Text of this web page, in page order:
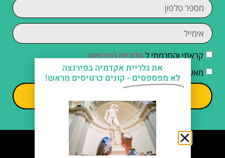
קראתי והסכמתי למדיניות הפרטיות
מאשר/ת קבלת דיוור וחומרים פרסומיים
את גלריית אקדמיה בפירנצה
לא מפספסים - קונים כרטיסים מראש!